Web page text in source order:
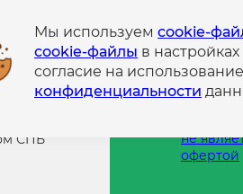
СПБ
не
офертой
Мы используем cookie-
cookie-файлы в
согласие на
конфиденциальности